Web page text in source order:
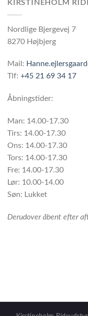
KIRSTINEHOLM
Nordlige Bjergevej 7
8270 Højbjerg
Mail:
Tlf: +45 21 69 34 17
Åbningstider:
Man: 14.00-17.30
Tirs: 14.00-17.30
Ons: 14.00-17.30
Tors: 14.00-17.30
Fre: 14.00-17.30
Lør: 10.00-14.00
Søn: Lukket
Derudover åbent efter